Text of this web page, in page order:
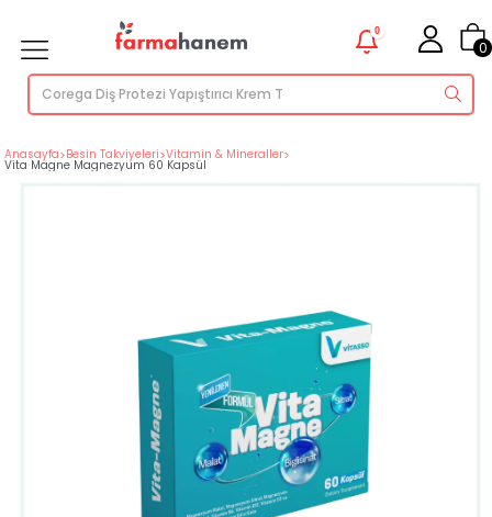
0
0
Anasayfa>Besin Takviyeleri>Vitamin & Mineraller>
Vita Magne Magnezyum 60 Kapsül